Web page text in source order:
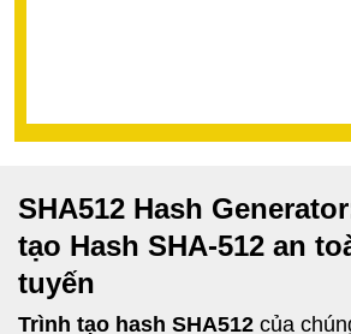
SHA512 Hash
tạo Hash SHA-512 an
tuyến
Trình tạo hash SHA512 của